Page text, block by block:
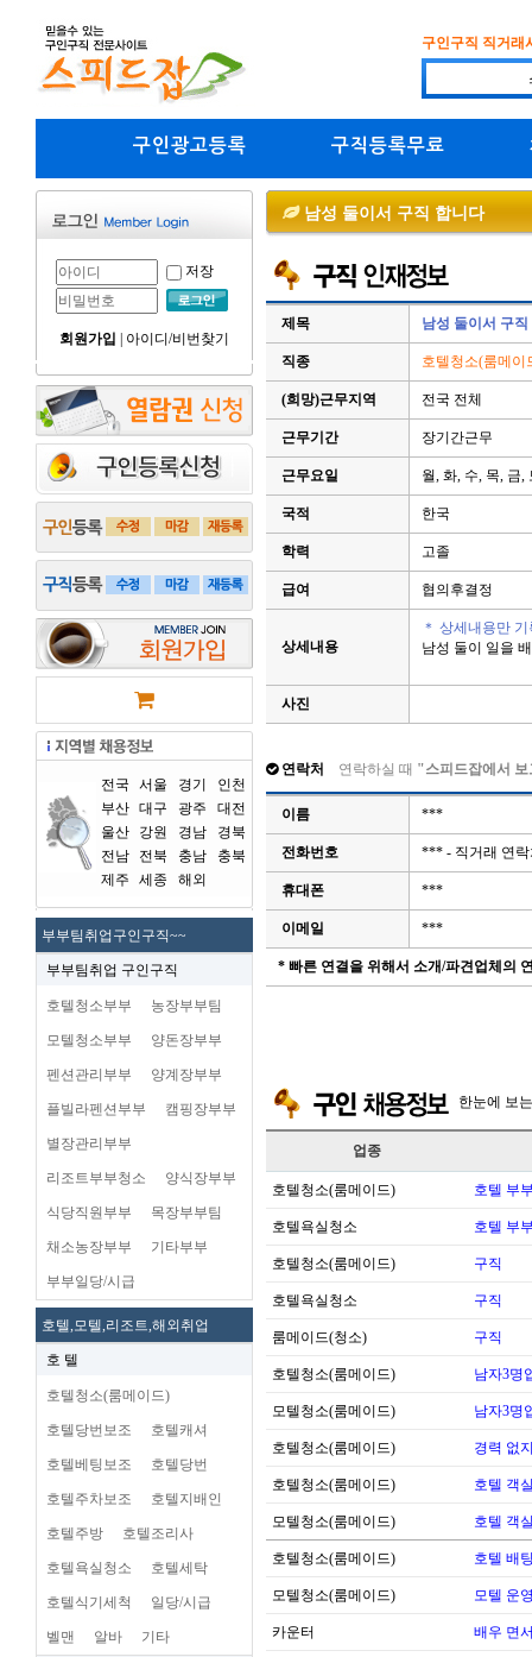
구인구직 직거래
구인광고등록 구직등록무료
저장
회원가입 아이디/비번찾기
전국 서울 경기
인천
부산 대구 광주
대전
울산
강원 경남
경북
전남
전북 충남
충북
제주
세종 해외
부부팀취업구인구직~~
부부팀취업 구인구직
호텔청소부부 농장부부팀
모텔청소부부 양돈장부부
펜션관리부부 양계장부부
플빌라펜션부부 캠핑장부부
별장관리부부
리조트부부청소 양식장부부
식당직원부부 목장부부팀
채소농장부부 기타부부
부부일당/시급
호텔,모텔,리조트,해외취업
호 텔
호텔청소(룸메이드)
호텔당번보조 호텔캐셔
호텔베팅보조 호텔당번
호텔주차보조 호텔지배인
호텔주방 호텔조리사
호텔욕실청소 호텔세탁
호텔식기세척 일당/시급
벨맨 알바 기타
남성 둘이서 구직 합니다
제목 남성 둘이서 구
직종 호텔청소(룸메이
(희망)근무지역 전국 전체
근무기간 장기간근무
근무요일 월, 화, 수, 목, 금,
국적 한국
학력 고졸
급여 협의후결정
상세내용
＊ 상세내용만
남성 둘이 일을
사진
연락처 연락하실 때 "스피드잡에서
이름 ***
전화번호 *** - 직거래 연
휴대폰 ***
이메일 ***
* 빠른 연결을 위해서 소개/파견업체의
한눈에 보
업종
호텔청소(룸메이드) 호텔 부
호텔욕실청소 호텔 부
호텔청소(룸메이드) 구직
호텔욕실청소 구직
룸메이드(청소) 구직
호텔청소(룸메이드) 남자3명
모텔청소(룸메이드) 남자3명
호텔청소(룸메이드) 경력 없
호텔청소(룸메이드) 호텔 객
모텔청소(룸메이드) 호텔 객
호텔청소(룸메이드) 호텔 배
모텔청소(룸메이드) 모텔 운
카운터 배우 면